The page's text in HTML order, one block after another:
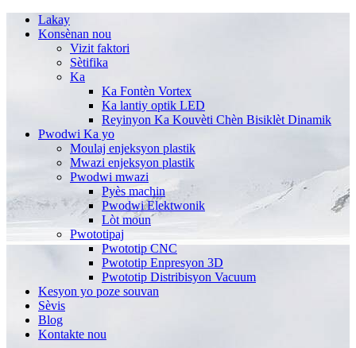
Lakay
Konsènan nou
Vizit faktori
Sètifika
Ka
Ka Fontèn Vortex
Ka lantiy optik LED
Reyinyon Ka Kouvèti Chèn Bisiklèt Dinamik
Pwodwi Ka yo
Moulaj enjeksyon plastik
Mwazi enjeksyon plastik
Pwodwi mwazi
Pyès machin
Pwodwi Elektwonik
Lòt moun
Pwototipaj
Pwototip CNC
Pwototip Enpresyon 3D
Pwototip Distribisyon Vacuum
Kesyon yo poze souvan
Sèvis
Blog
Kontakte nou